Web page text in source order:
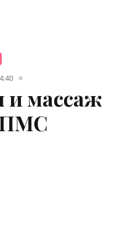
и массаж
ПМС